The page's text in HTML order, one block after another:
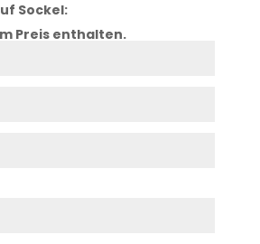
Sockel:
Preis enthalten.